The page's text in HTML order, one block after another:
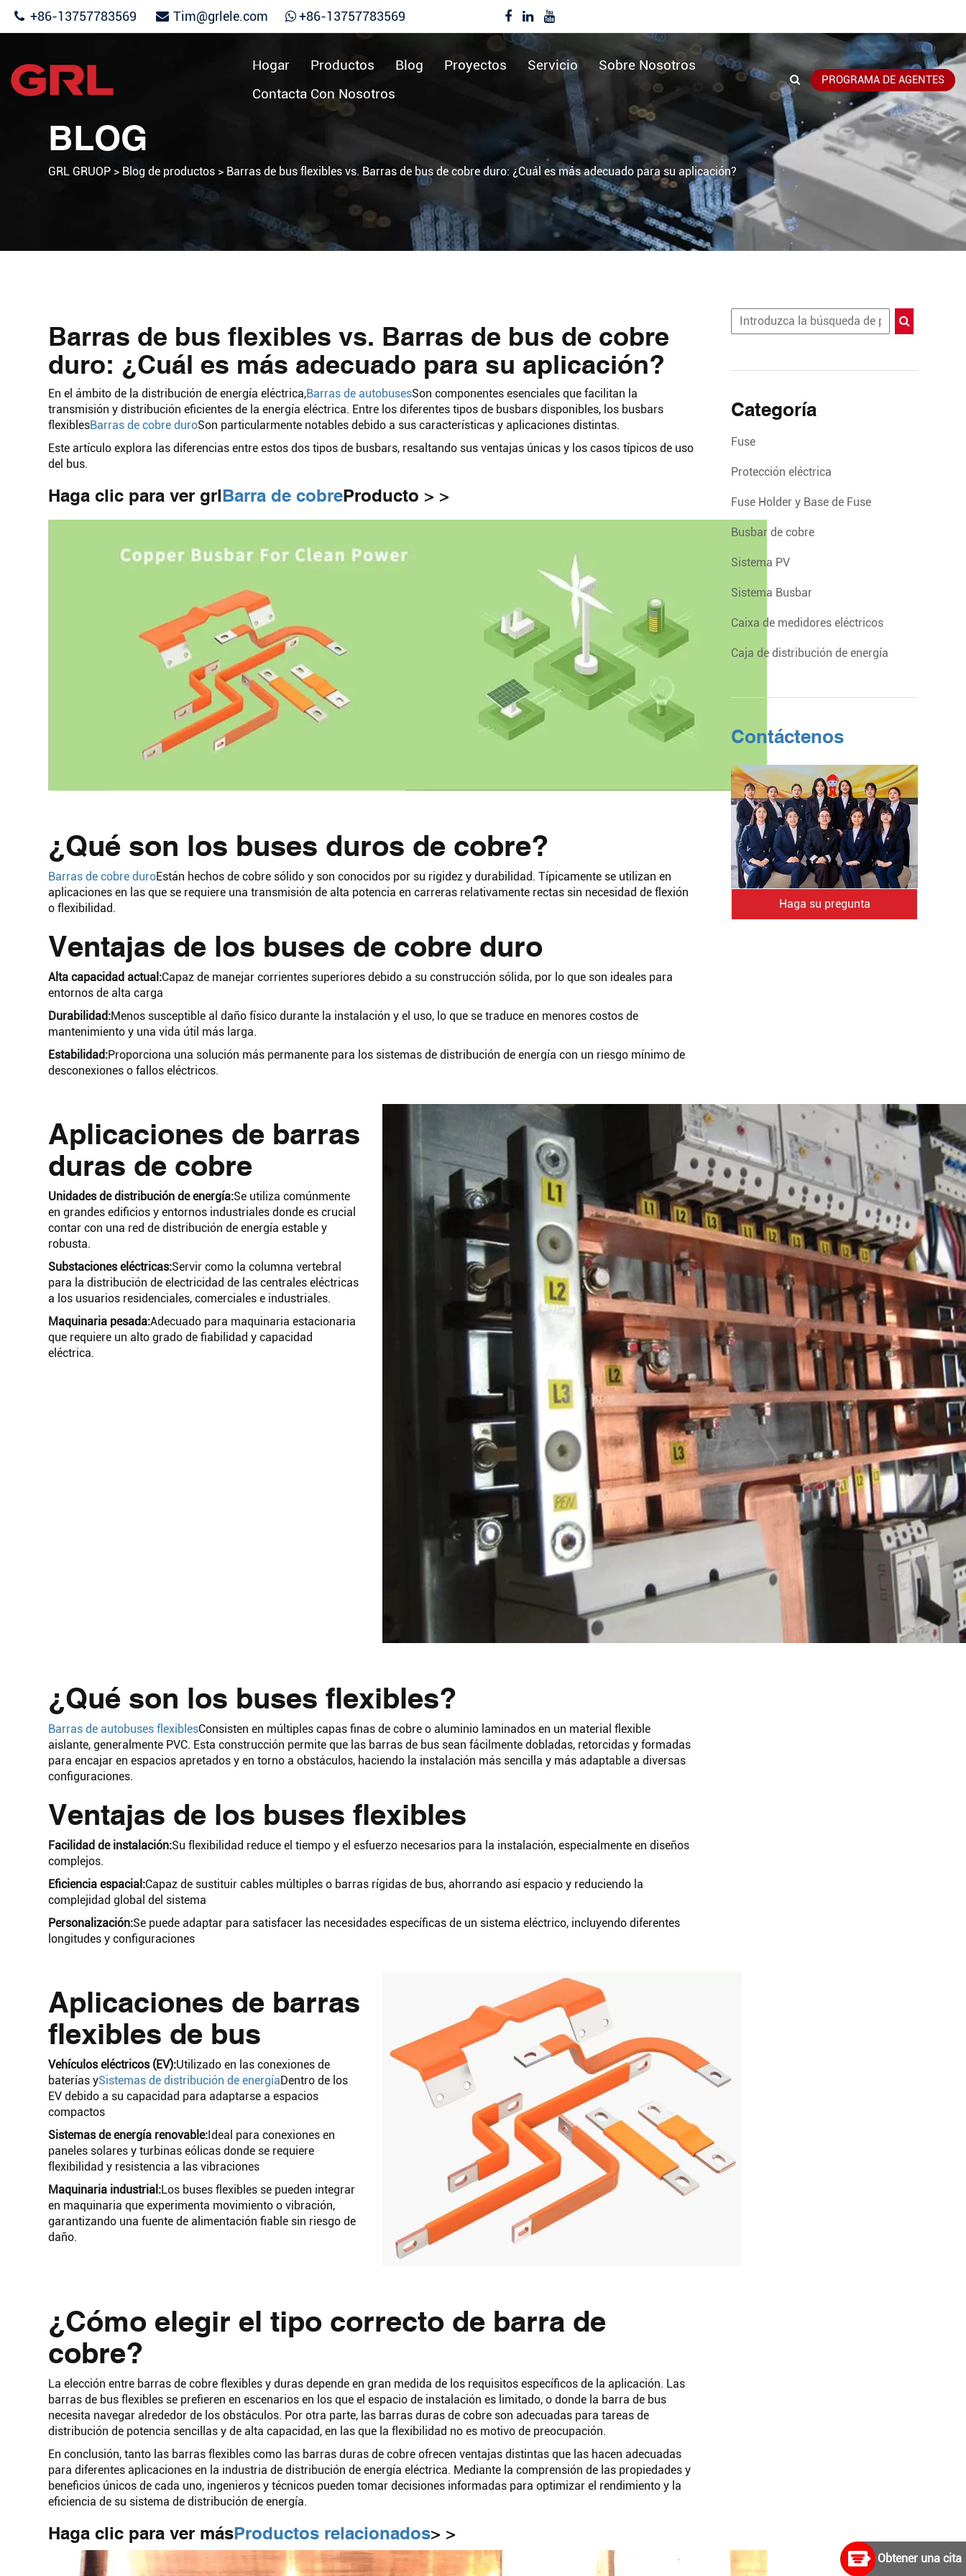
+86-13757783569 Tim@grlele.com +86-13757783569
Hogar Productos Blog Proyectos Servicio
Sobre Nosotros
Contacta Con Nosotros
PROGRAMA DE AGENTES
BLOG
GRL GRUOP > Blog de productos > Barras de bus flexibles vs. Barras de bus de cobre duro: ¿Cuál es más adecuado para su aplicación?
Barras de bus flexibles vs. Barras de bus de cobre
duro: ¿Cuál es más adecuado para su aplicación?
En el ámbito de la distribución de energía eléctrica,Barras de autobusesSon componentes esenciales que facilitan la
transmisión y distribución eficientes de la energía eléctrica. Entre los diferentes tipos de busbars disponibles, los busbars
flexiblesBarras de cobre duroSon particularmente notables debido a sus características y aplicaciones distintas.
Este artículo explora las diferencias entre estos dos tipos de busbars, resaltando sus ventajas únicas y los casos típicos de uso
del bus.
Haga clic para ver grlBarra de cobreProducto > >
¿Qué son los buses duros de cobre?
Barras de cobre duroEstán hechos de cobre sólido y son conocidos por su rigidez y durabilidad. Típicamente se utilizan en
aplicaciones en las que se requiere una transmisión de alta potencia en carreras relativamente rectas sin necesidad de flexión
o flexibilidad.
Ventajas de los buses de cobre duro
Alta capacidad actual:Capaz de manejar corrientes superiores debido a su construcción sólida, por lo que son ideales para
entornos de alta carga
Durabilidad:Menos susceptible al daño físico durante la instalación y el uso, lo que se traduce en menores costos de
mantenimiento y una vida útil más larga.
Estabilidad:Proporciona una solución más permanente para los sistemas de distribución de energía con un riesgo mínimo de
desconexiones o fallos eléctricos.
Aplicaciones de barras
duras de cobre
Unidades de distribución de energía:Se utiliza comúnmente
en grandes edificios y entornos industriales donde es crucial
contar con una red de distribución de energía estable y
robusta.
Substaciones eléctricas:Servir como la columna vertebral
para la distribución de electricidad de las centrales eléctricas
a los usuarios residenciales, comerciales e industriales.
Maquinaria pesada:Adecuado para maquinaria estacionaria
que requiere un alto grado de fiabilidad y capacidad
eléctrica.
¿Qué son los buses flexibles?
Barras de autobuses flexiblesConsisten en múltiples capas finas de cobre o aluminio laminados en un material flexible
aislante, generalmente PVC. Esta construcción permite que las barras de bus sean fácilmente dobladas, retorcidas y formadas
para encajar en espacios apretados y en torno a obstáculos, haciendo la instalación más sencilla y más adaptable a diversas
configuraciones.
Ventajas de los buses flexibles
Facilidad de instalación:Su flexibilidad reduce el tiempo y el esfuerzo necesarios para la instalación, especialmente en diseños
complejos.
Eficiencia espacial:Capaz de sustituir cables múltiples o barras rígidas de bus, ahorrando así espacio y reduciendo la
complejidad global del sistema
Personalización:Se puede adaptar para satisfacer las necesidades específicas de un sistema eléctrico, incluyendo diferentes
longitudes y configuraciones
Aplicaciones de barras
flexibles de bus
Vehículos eléctricos (EV):Utilizado en las conexiones de
baterías ySistemas de distribución de energíaDentro de los
EV debido a su capacidad para adaptarse a espacios
compactos
Sistemas de energía renovable:Ideal para conexiones en
paneles solares y turbinas eólicas donde se requiere
flexibilidad y resistencia a las vibraciones
Maquinaria industrial:Los buses flexibles se pueden integrar
en maquinaria que experimenta movimiento o vibración,
garantizando una fuente de alimentación fiable sin riesgo de
daño.
¿Cómo elegir el tipo correcto de barra de
cobre?
La elección entre barras de cobre flexibles y duras depende en gran medida de los requisitos específicos de la aplicación. Las
barras de bus flexibles se prefieren en escenarios en los que el espacio de instalación es limitado, o donde la barra de bus
necesita navegar alrededor de los obstáculos. Por otra parte, las barras duras de cobre son adecuadas para tareas de
distribución de potencia sencillas y de alta capacidad, en las que la flexibilidad no es motivo de preocupación.
En conclusión, tanto las barras flexibles como las barras duras de cobre ofrecen ventajas distintas que las hacen adecuadas
para diferentes aplicaciones en la industria de distribución de energía eléctrica. Mediante la comprensión de las propiedades y
beneficios únicos de cada uno, ingenieros y técnicos pueden tomar decisiones informadas para optimizar el rendimiento y la
eficiencia de su sistema de distribución de energía.
Haga clic para ver másProductos relacionados> >
Categoría
Fuse
Protección eléctrica
Fuse Holder y Base de Fuse
Busbar de cobre
Sistema PV
Sistema Busbar
Caixa de medidores eléctricos
Caja de distribución de energía
Contáctenos
Haga su pregunta
Obtener una cita
Buscar
Buscar